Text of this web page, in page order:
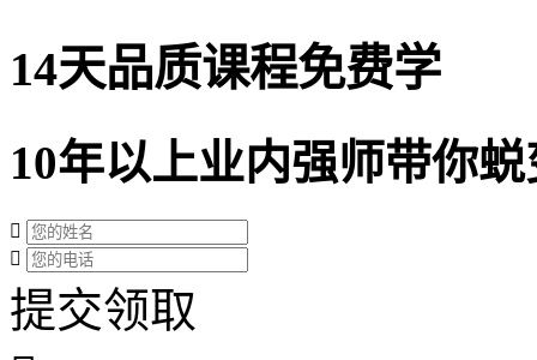
14天品质课程免费学
10年以上业内强师带你
提交领取